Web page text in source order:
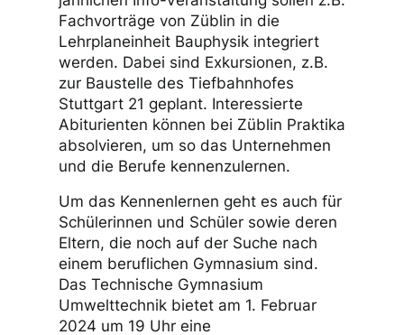
Fachvorträge von Züblin in die
Lehrplaneinheit Bauphysik integriert
werden. Dabei sind Exkursionen, z.B.
zur Baustelle des Tiefbahnhofes
Stuttgart 21 geplant. Interessierte
Abiturienten können bei Züblin Praktika
absolvieren, um so das Unternehmen
und die Berufe kennenzulernen.
Um das Kennenlernen geht es auch für
Schülerinnen und Schüler sowie deren
Eltern, die noch auf der Suche nach
einem beruflichen Gymnasium sind.
Das Technische Gymnasium
Umwelttechnik bietet am 1. Februar
2024 um 19 Uhr eine